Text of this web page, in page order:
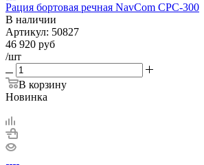
Рация бортовая речная NavCom CPC-300
В наличии
Артикул: 50827
46 920 руб
/шт
В корзину
Новинка